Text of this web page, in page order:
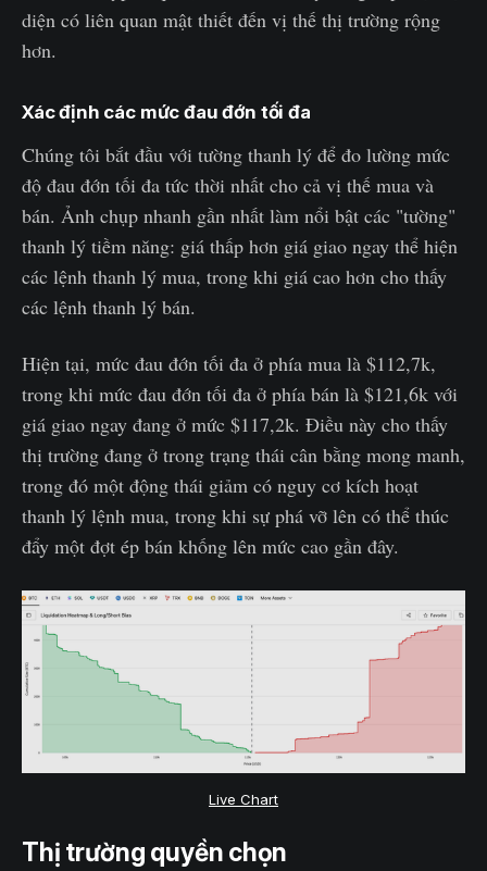
diện có liên quan mật thiết đến vị thế thị trường rộng
hơn.
Xác định các mức đau đớn tối đa
Chúng tôi bắt đầu với tường thanh lý để đo lường mức
độ đau đớn tối đa tức thời nhất cho cả vị thế mua và
bán. Ảnh chụp nhanh gần nhất làm nổi bật các "tường"
thanh lý tiềm năng: giá thấp hơn giá giao ngay thể hiện
các lệnh thanh lý mua, trong khi giá cao hơn cho thấy
các lệnh thanh lý bán.
Hiện tại, mức đau đớn tối đa ở phía mua là $112,7k,
trong khi mức đau đớn tối đa ở phía bán là $121,6k với
giá giao ngay đang ở mức $117,2k. Điều này cho thấy
thị trường đang ở trong trạng thái cân bằng mong manh,
trong đó một động thái giảm có nguy cơ kích hoạt
thanh lý lệnh mua, trong khi sự phá vỡ lên có thể thúc
đẩy một đợt ép bán khống lên mức cao gần đây.
Live Chart
Thị trường quyền chọn